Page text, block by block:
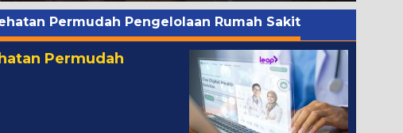
Permudah Pengelolaan Rumah Sakit
Permudah